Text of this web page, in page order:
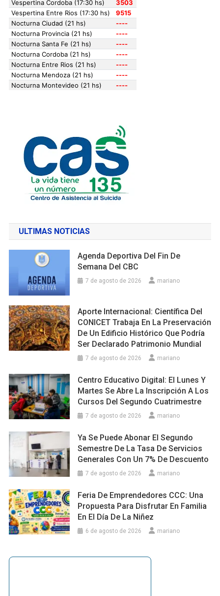
ULTIMAS NOTICIAS
Agenda Deportiva Del Fin De
Semana Del CBC
7 de agosto de 2026 mariano
Aporte Internacional: Científica Del
CONICET Trabaja En La Preservación
De Un Edificio Histórico Que Podría
Ser Declarado Patrimonio Mundial
7 de agosto de 2026 mariano
Centro Educativo Digital: El Lunes Y
Martes Se Abre La Inscripción A Los
Cursos Del Segundo Cuatrimestre
7 de agosto de 2026 mariano
Ya Se Puede Abonar El Segundo
Semestre De La Tasa De Servicios
Generales Con Un 7% De Descuento
7 de agosto de 2026 mariano
Feria De Emprendedores CCC: Una
Propuesta Para Disfrutar En Familia
En El Día De La Niñez
6 de agosto de 2026 mariano